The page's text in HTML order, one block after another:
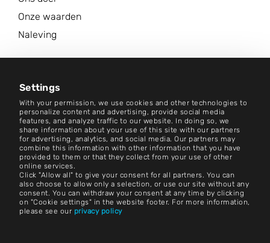
Settings
With your permission, we use cookies and other technologies to
personalize content and advertising, provide social media
features, and analyze traffic to our website. In doing so, we
share information about your use of this site with our partners
for advertising, analytics, and social media. Our partners may
combine this information with other information that you have
provided to them or that they collect from your use of other
online services.
Click "Allow all" to give your consent for all partners. You can
also choose to allow only a selection, or use our site without any
consent. You can withdraw your consent at any time by clicking
on "Cookie settings" in the website footer. For more information,
please see our privacy policy
Onze waarden
Naleving
Nieuwscentrum
Neem contact op met
Carrière
Algemene voorwaarden
Afdruk
Wettelijke kennisgeving